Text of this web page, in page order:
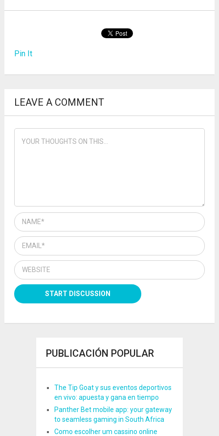
Pin It
LEAVE A COMMENT
PUBLICACIÓN POPULAR
The Tip Goat y sus eventos deportivos
en vivo: apuesta y gana en tiempo
Panther Bet mobile app: your gateway
to seamless gaming in South Africa
Como escolher um cassino online